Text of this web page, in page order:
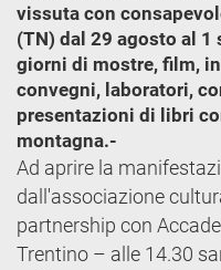
vissuta con
(TN) dal 29 agosto al
giorni di mostre, film,
convegni, laboratori,
presentazioni di libri
montagna.-
Ad aprire la
dall'associazione
partnership con
Trentino – alle 14.30